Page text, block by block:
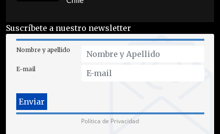
Suscríbete a nuestro newsletter
Nombre y apellido
E-mail
Política de Privacidad